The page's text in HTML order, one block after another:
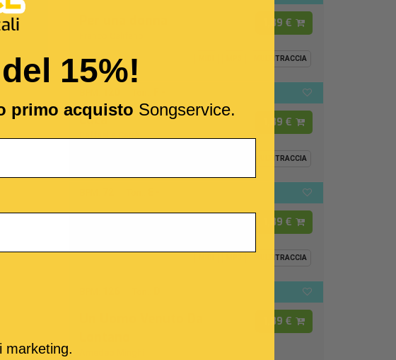
1,89 €
MULTITRACCIA
Luca 1,89 €
MULTITRACCIA
1,89 €
MULTITRACCIA
1,89 €
15%!
primo acquisto Songservice.
marketing.